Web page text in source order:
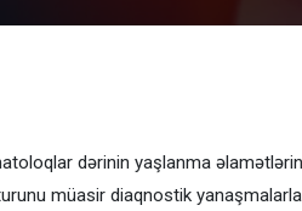
dərinin yaşlanma
müasir diaqnostik